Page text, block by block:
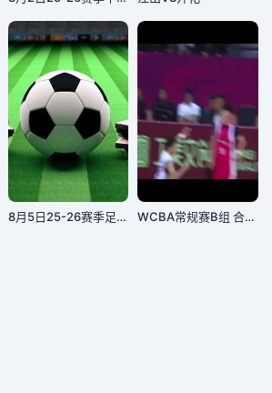
8月5日25-26赛季足球热身 赛曼城VSK联赛全明星 WCBA常规赛B组 合肥文旅VS黑龙江上东 20250102